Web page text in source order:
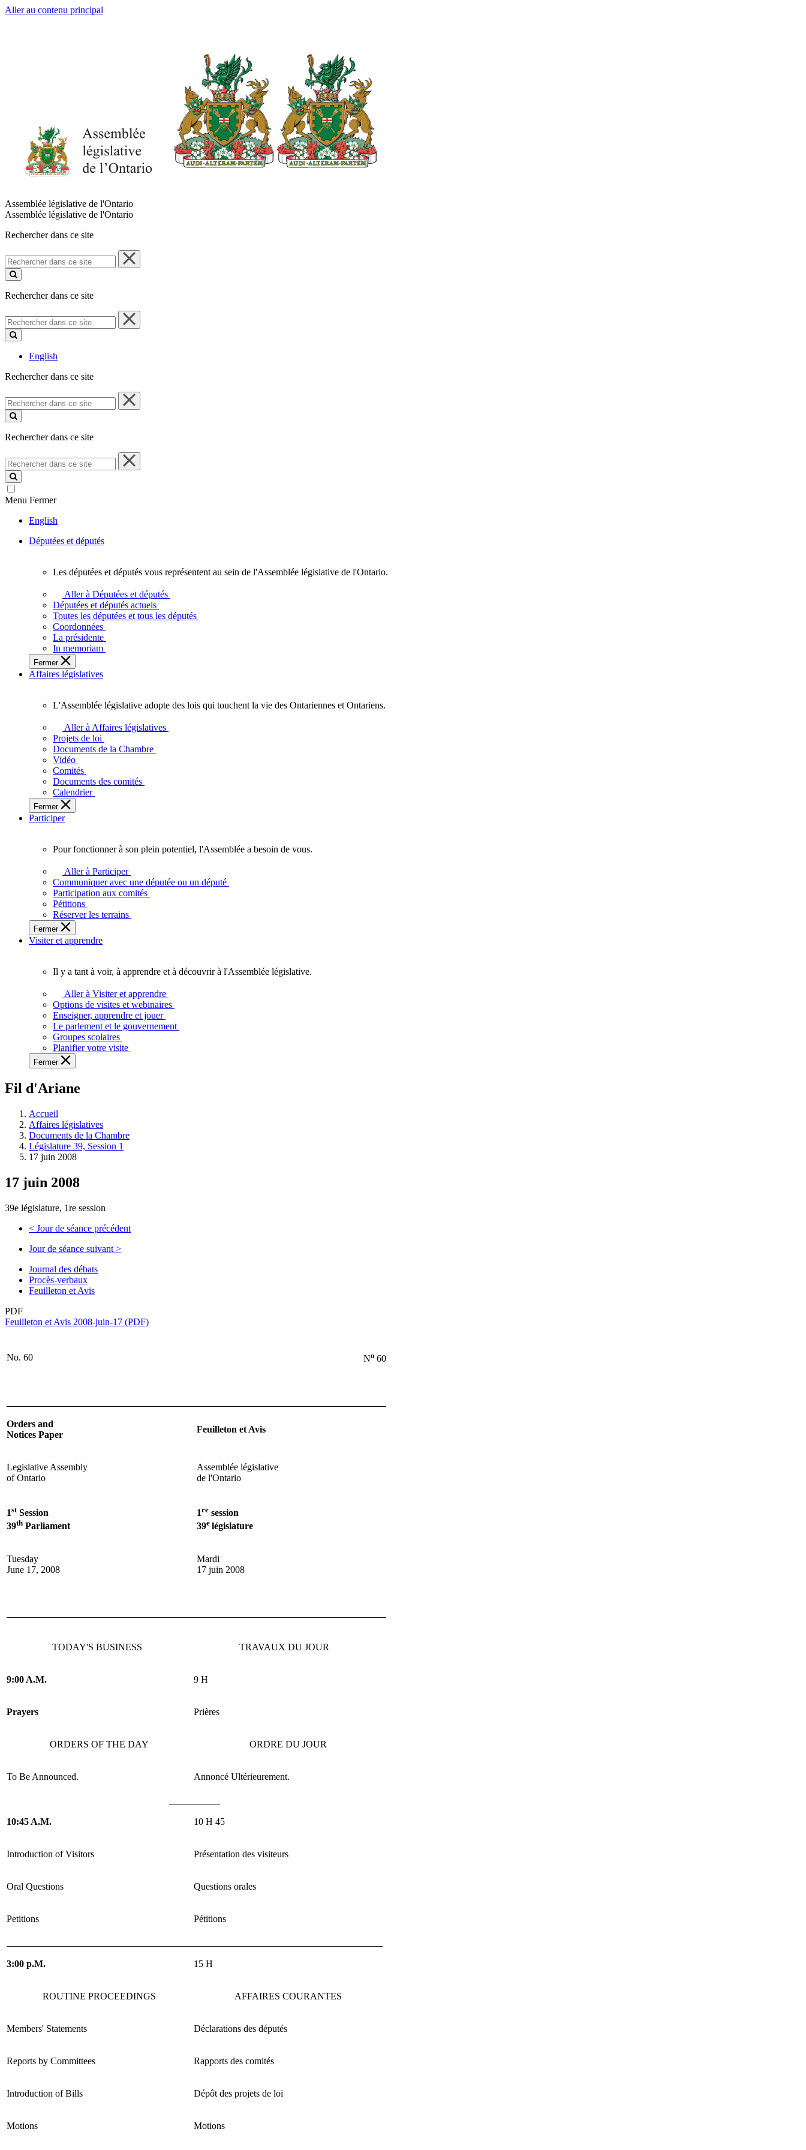
Aller au contenu principal
Assemblée législative de l'Ontario
Assemblée législative de l'Ontario
Rechercher dans ce site
Rechercher
dans
ce
Rechercher dans ce site
Rechercher
dans
ce
English
Rechercher dans ce site
Rechercher
dans
ce
Rechercher dans ce site
Rechercher
dans
ce
site
Menu Fermer
English
Députées et députés
députées
députés
vous
représentent
sein
de
l'Assemblée
l'Ontario.
Les députées et députés vous représentent au sein de l'Assemblée législative de l'Ontario.
Aller à Députées et députés
Députées et députés actuels
Toutes les députées et tous les députés
Coordonnées
La présidente
In memoriam
Fermer
Affaires législatives
législative
adopte
touchent
vie
des
Ontariennes
Ontariens.
L'Assemblée législative adopte des lois qui touchent la vie des Ontariennes et Ontariens.
Aller à Affaires législatives
Projets de loi
Documents de la Chambre
Vidéo
Comités
Documents des comités
Calendrier
Fermer
Participer
fonctionner
plein
potentiel,
l'Assemblée
a
besoin
Pour fonctionner à son plein potentiel, l'Assemblée a besoin de vous.
Aller à Participer
Communiquer avec une députée ou un député
Participation aux comités
Pétitions
Réserver les terrains
Fermer
Visiter et apprendre
voir,
apprendre
et
découvrir
l'Assemblée
législative.
Il y a tant à voir, à apprendre et à découvrir à l'Assemblée législative.
Aller à Visiter et apprendre
Options de visites et webinaires
Enseigner, apprendre et jouer
Le parlement et le gouvernement
Groupes scolaires
Planifier votre visite
Fermer
Fil d'Ariane
Accueil
Affaires législatives
Documents de la Chambre
Législature 39, Session 1
17 juin 2008
17 juin 2008
39e législature, 1re session
< Jour de séance précédent
Jour de séance suivant >
Journal des débats
Procès-verbaux
Feuilleton et Avis
PDF
Feuilleton et Avis 2008-juin-17 (PDF)
No. 60 No 60
Orders and
Notices Paper
Feuilleton et Avis
Legislative Assembly
of Ontario
Assemblée législative
de l'Ontario
1stSession
39th Parliament
1re session
39e législature
Tuesday
June 17, 2008
Mardi
17 juin 2008
TODAY'S BUSINESS TRAVAUX DU JOUR
9:00 A.M. 9 H
Prayers Prières
ORDERS OF THE DAY ORDRE DU JOUR
To Be Announced. Annoncé Ultérieurement.
10:45 A.M. 10 H 45
Introduction of Visitors Présentation des visiteurs
Oral Questions Questions orales
Petitions Pétitions
3:00 p.M. 15 H
ROUTINE PROCEEDINGS AFFAIRES COURANTES
Members' Statements Déclarations des députés
Reports by Committees Rapports des comités
Introduction of Bills Dépôt des projets de loi
Motions Motions